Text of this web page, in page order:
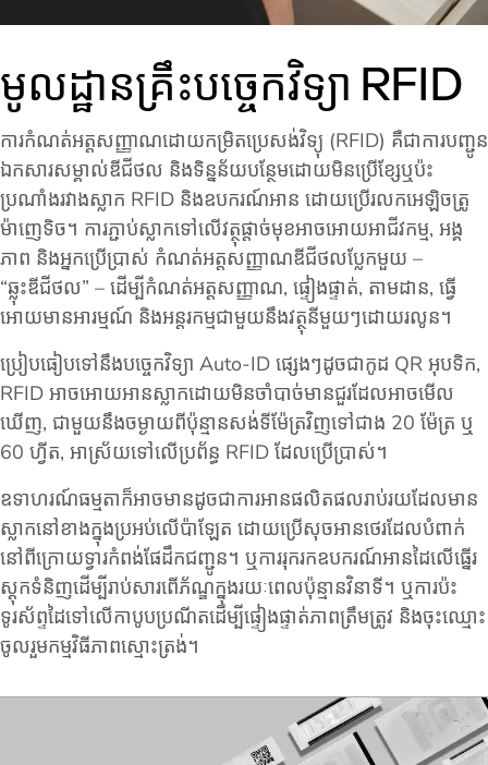
មូលដ្ឋានគ្រឹះបច្ចេកវិទ្យា RFID
ការកំណត់អត្តសញ្ញាណដោយកម្រិតប្រេសង់វិទ្យុ (RFID) គឺជាការបញ្ជូន
ឯកសារសម្គាល់ឌីជីថល និងទិន្នន័យបន្ថែមដោយមិនប្រើខ្សែឬប៉ះ
ប្រណាំងរវាងស្លាក RFID និងឧបករណ៍អាន ដោយប្រើរលកអេឡិចត្រូ
ម៉ាញេទិច។ ការភ្ជាប់ស្លាកទៅលើវត្ថុផ្តាច់មុខអាចអោយអាជីវកម្ម, អង្គ
ភាព និងអ្នកប្រើប្រាស់ កំណត់អត្តសញ្ញាណឌីជីថលប្លែកមួយ –
“ឆ្លុះឌីជីថល” – ដើម្បីកំណត់អត្តសញ្ញាណ, ផ្ទៀងផ្ទាត់, តាមដាន, ធ្វើ
អោយមានអារម្មណ៍ និងអន្តរកម្មជាមួយនឹងវត្ថុនីមួយៗដោយរលូន។
ប្រៀបធៀបទៅនឹងបច្ចេកវិទ្យា Auto-ID ផ្សេងៗដូចជាកូដ QR អុបទិក,
RFID អាចអោយអានស្លាកដោយមិនចាំបាច់មានជួរដែលអាចមើល
ឃើញ, ជាមួយនឹងចម្ងាយពីប៉ុន្មានសង់ទីម៉ែត្រវិញទៅជាង 20 ម៉ែត្រ ឬ
60 ហ្វីត, អាស្រ័យទៅលើប្រព័ន្ធ RFID ដែលប្រើប្រាស់។
ឧទាហរណ៍ធម្មតាក៏អាចមានដូចជាការអានផលិតផលរាប់រយដែលមាន
ស្លាកនៅខាងក្នុងប្រអប់លើប៉ាឡែត ដោយប្រើសុចអានថេរដែលបំពាក់
នៅពីក្រោយទ្វារកំពង់ផែដឹកជញ្ជូន។ ឬការរុករកឧបករណ៍អានដៃលើធ្នើរ
ស្តុកទំនិញដើម្បីរាប់សារពើភ័ណ្ឌក្នុងរយៈពេលប៉ុន្មានវិនាទី។ ឬការប៉ះ
ទូរស័ព្ទដៃទៅលើកាបូបប្រណីតដើម្បីផ្ទៀងផ្ទាត់ភាពត្រឹមត្រូវ និងចុះឈ្មោះ
ចូលរួមកម្មវិធីភាពស្មោះត្រង់។